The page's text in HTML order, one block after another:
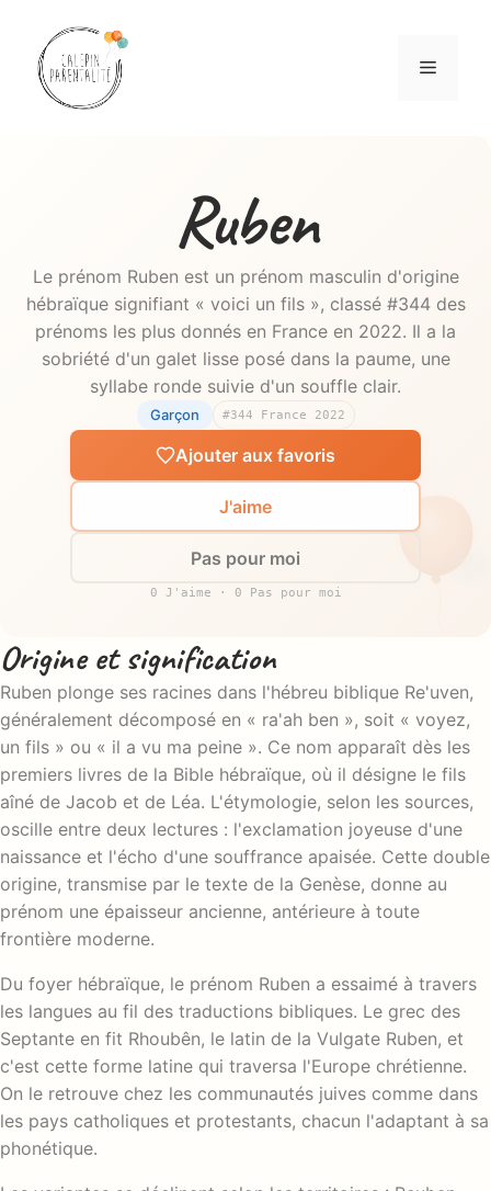
contenu
Menu
Ruben
Le prénom Ruben est un prénom masculin d'origine
hébraïque signifiant « voici un fils », classé #344 des
prénoms les plus donnés en France en 2022. Il a la
sobriété d'un galet lisse posé dans la paume, une
syllabe ronde suivie d'un souffle clair.
Garçon #344 France 2022
Ajouter aux favoris
J'aime
Pas pour moi
0 J'aime · 0 Pas pour moi
Origine et signification
Ruben plonge ses racines dans l'hébreu biblique Re'uven,
généralement décomposé en « ra'ah ben », soit « voyez,
un fils » ou « il a vu ma peine ». Ce nom apparaît dès les
premiers livres de la Bible hébraïque, où il désigne le fils
aîné de Jacob et de Léa. L'étymologie, selon les sources,
oscille entre deux lectures : l'exclamation joyeuse d'une
naissance et l'écho d'une souffrance apaisée. Cette double
origine, transmise par le texte de la Genèse, donne au
prénom une épaisseur ancienne, antérieure à toute
frontière moderne.
Du foyer hébraïque, le prénom Ruben a essaimé à travers
les langues au fil des traductions bibliques. Le grec des
Septante en fit Rhoubên, le latin de la Vulgate Ruben, et
c'est cette forme latine qui traversa l'Europe chrétienne.
On le retrouve chez les communautés juives comme dans
les pays catholiques et protestants, chacun l'adaptant à sa
phonétique.